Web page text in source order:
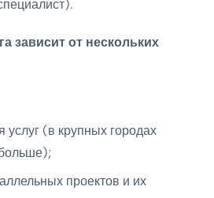
зависит от нескольких
услуг (в крупных городах
проектов и их